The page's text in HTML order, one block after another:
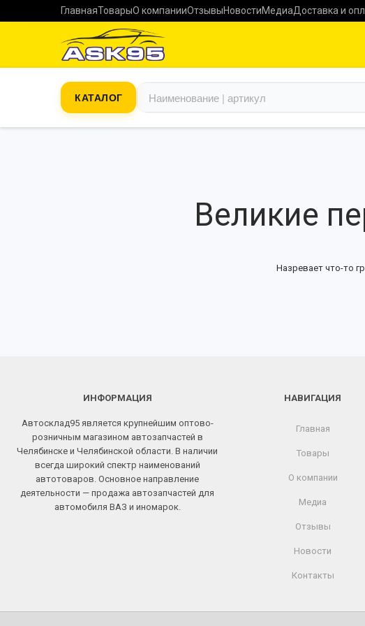
ГлавнаяТоварыО компанииОтзывыНовостиМедиаДоставка и
КАТАЛОГ
Великие
Назревает что-то
ИНФОРМАЦИЯ
Автосклад95 является крупнейшим оптово-
розничным магазином автозапчастей в
Челябинске и Челябинской области. В наличии
всегда широкий спектр наименований
автотоваров. Основное направление
деятельности — продажа автозапчастей для
автомобиля ВАЗ и иномарок.
НАВИГАЦИЯ
Главная
Товары
О компании
Медиа
Отзывы
Новости
Контакты